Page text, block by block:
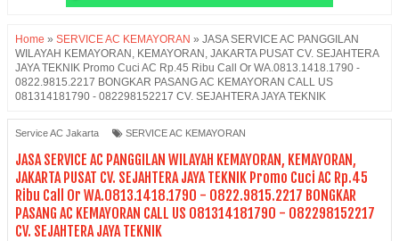
Home » SERVICE AC KEMAYORAN » JASA SERVICE AC PANGGILAN
WILAYAH KEMAYORAN, KEMAYORAN, JAKARTA PUSAT CV. SEJAHTERA
JAYA TEKNIK Promo Cuci AC Rp.45 Ribu Call Or WA.0813.1418.1790 -
0822.9815.2217 BONGKAR PASANG AC KEMAYORAN CALL US
081314181790 - 082298152217 CV. SEJAHTERA JAYA TEKNIK
Service AC Jakarta SERVICE AC KEMAYORAN
JASA SERVICE AC PANGGILAN WILAYAH KEMAYORAN, KEMAYORAN,
JAKARTA PUSAT CV. SEJAHTERA JAYA TEKNIK Promo Cuci AC Rp.45
Ribu Call Or WA.0813.1418.1790 - 0822.9815.2217 BONGKAR
PASANG AC KEMAYORAN CALL US 081314181790 - 082298152217
CV. SEJAHTERA JAYA TEKNIK